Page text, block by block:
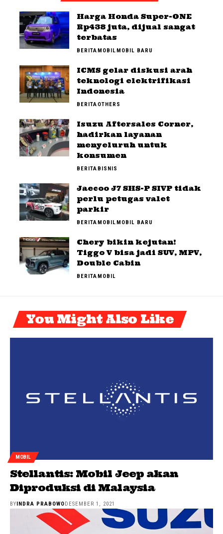
Harga Honda Super-ONE
Rp438 juta, dijual sangat
terbatas
BERITAMOBILMOBIL BARU
ICMS gelar diskusi arah
teknologi elektrifikasi
Indonesia
BERITAOTHERS
Isuzu Aftersales Corner,
hadirkan layanan
menyeluruh untuk
konsumen
BERITABISNIS
Jaecoo J7 SHS-P SIVP tidak
perlu petugas valet
parkir
BERITAMOBILMOBIL BARU
Chery bikin kejutan!
Tiggo V bisa jadi SUV, MPV,
Double Cabin
BERITAMOBIL
You Might Also Like
MOBIL
Stellantis: Mobil Jeep akan
Diproduksi di Malaysia
BYINDRA PRABOWODESEMBER 1, 2021